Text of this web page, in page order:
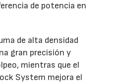
de potencia en
de alta densidad
gran precisión y
mientras que el
System mejora el